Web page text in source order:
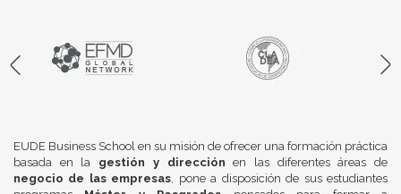
EUDE Business School en su misión de ofrecer una formación práctica
basada en la gestión y dirección en las diferentes áreas de
negocio de las empresas, pone a disposición de sus estudiantes